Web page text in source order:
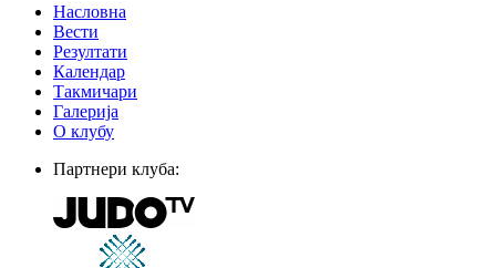
Насловна
Вести
Резултати
Календар
Такмичари
Галерија
О клубу
Партнери клуба: